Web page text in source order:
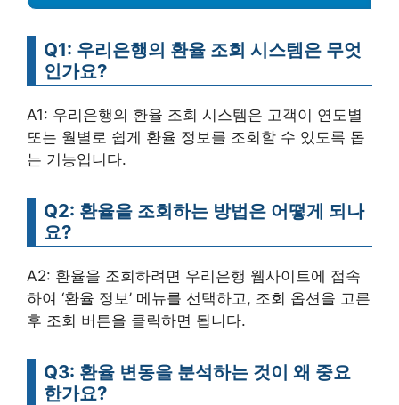
Q1: 우리은행의 환율 조회 시스템은 무엇
인가요?
A1: 우리은행의 환율 조회 시스템은 고객이 연도별
또는 월별로 쉽게 환율 정보를 조회할 수 있도록 돕
는 기능입니다.
Q2: 환율을 조회하는 방법은 어떻게 되나
요?
A2: 환율을 조회하려면 우리은행 웹사이트에 접속
하여 ‘환율 정보’ 메뉴를 선택하고, 조회 옵션을 고른
후 조회 버튼을 클릭하면 됩니다.
Q3: 환율 변동을 분석하는 것이 왜 중요
한가요?